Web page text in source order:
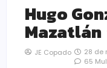
Hugo
Mazatlán
JE Copado 28 de
65